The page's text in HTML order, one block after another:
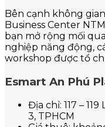
Bên cạnh không
Business Center
bạn mở rộng mối
nghiệp năng động,
workshop được tổ
Esmart An Phú
Địa chỉ: 117 –
3, TPHCM